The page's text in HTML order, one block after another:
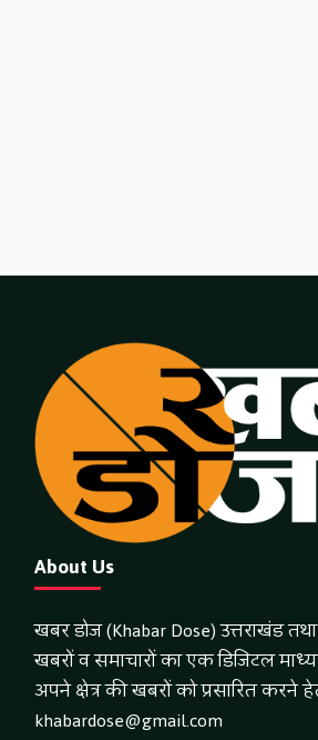
About Us
खबर डोज (Khabar Dose) उत्तराखंड
खबरों व समाचारों का एक डिजिटल
अपने क्षेत्र की खबरों को प्रसारित
khabardose@gmail.com